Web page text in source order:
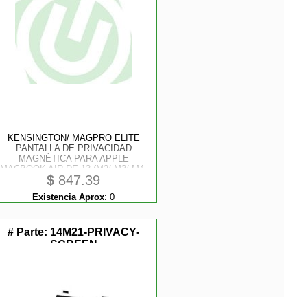
KENSINGTON/ MAGPRO ELITE
PANTALLA DE PRIVACIDAD
MAGNÉTICA PARA APPLE
MACBOOK AIR DE 13 (M2/ M3/ M4,
2022 Y POSTERIORES) /
K58374WW
$ 847.39
Existencia Aprox: 0
# Parte: 14M21-PRIVACY-
SCREEN